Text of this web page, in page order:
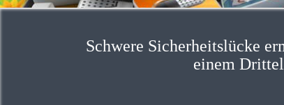
Schwere Sicherheitslücke
einem